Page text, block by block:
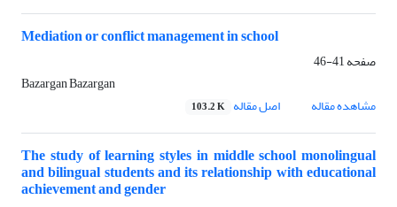
Mediation or conflict management in school
صفحه41-46
Bazargan Bazargan
مشاهده مقاله
اصل مقاله 103.2 K
The study of learning styles in middle school monolingual
and bilingual students and its relationship with educational
achievement and gender